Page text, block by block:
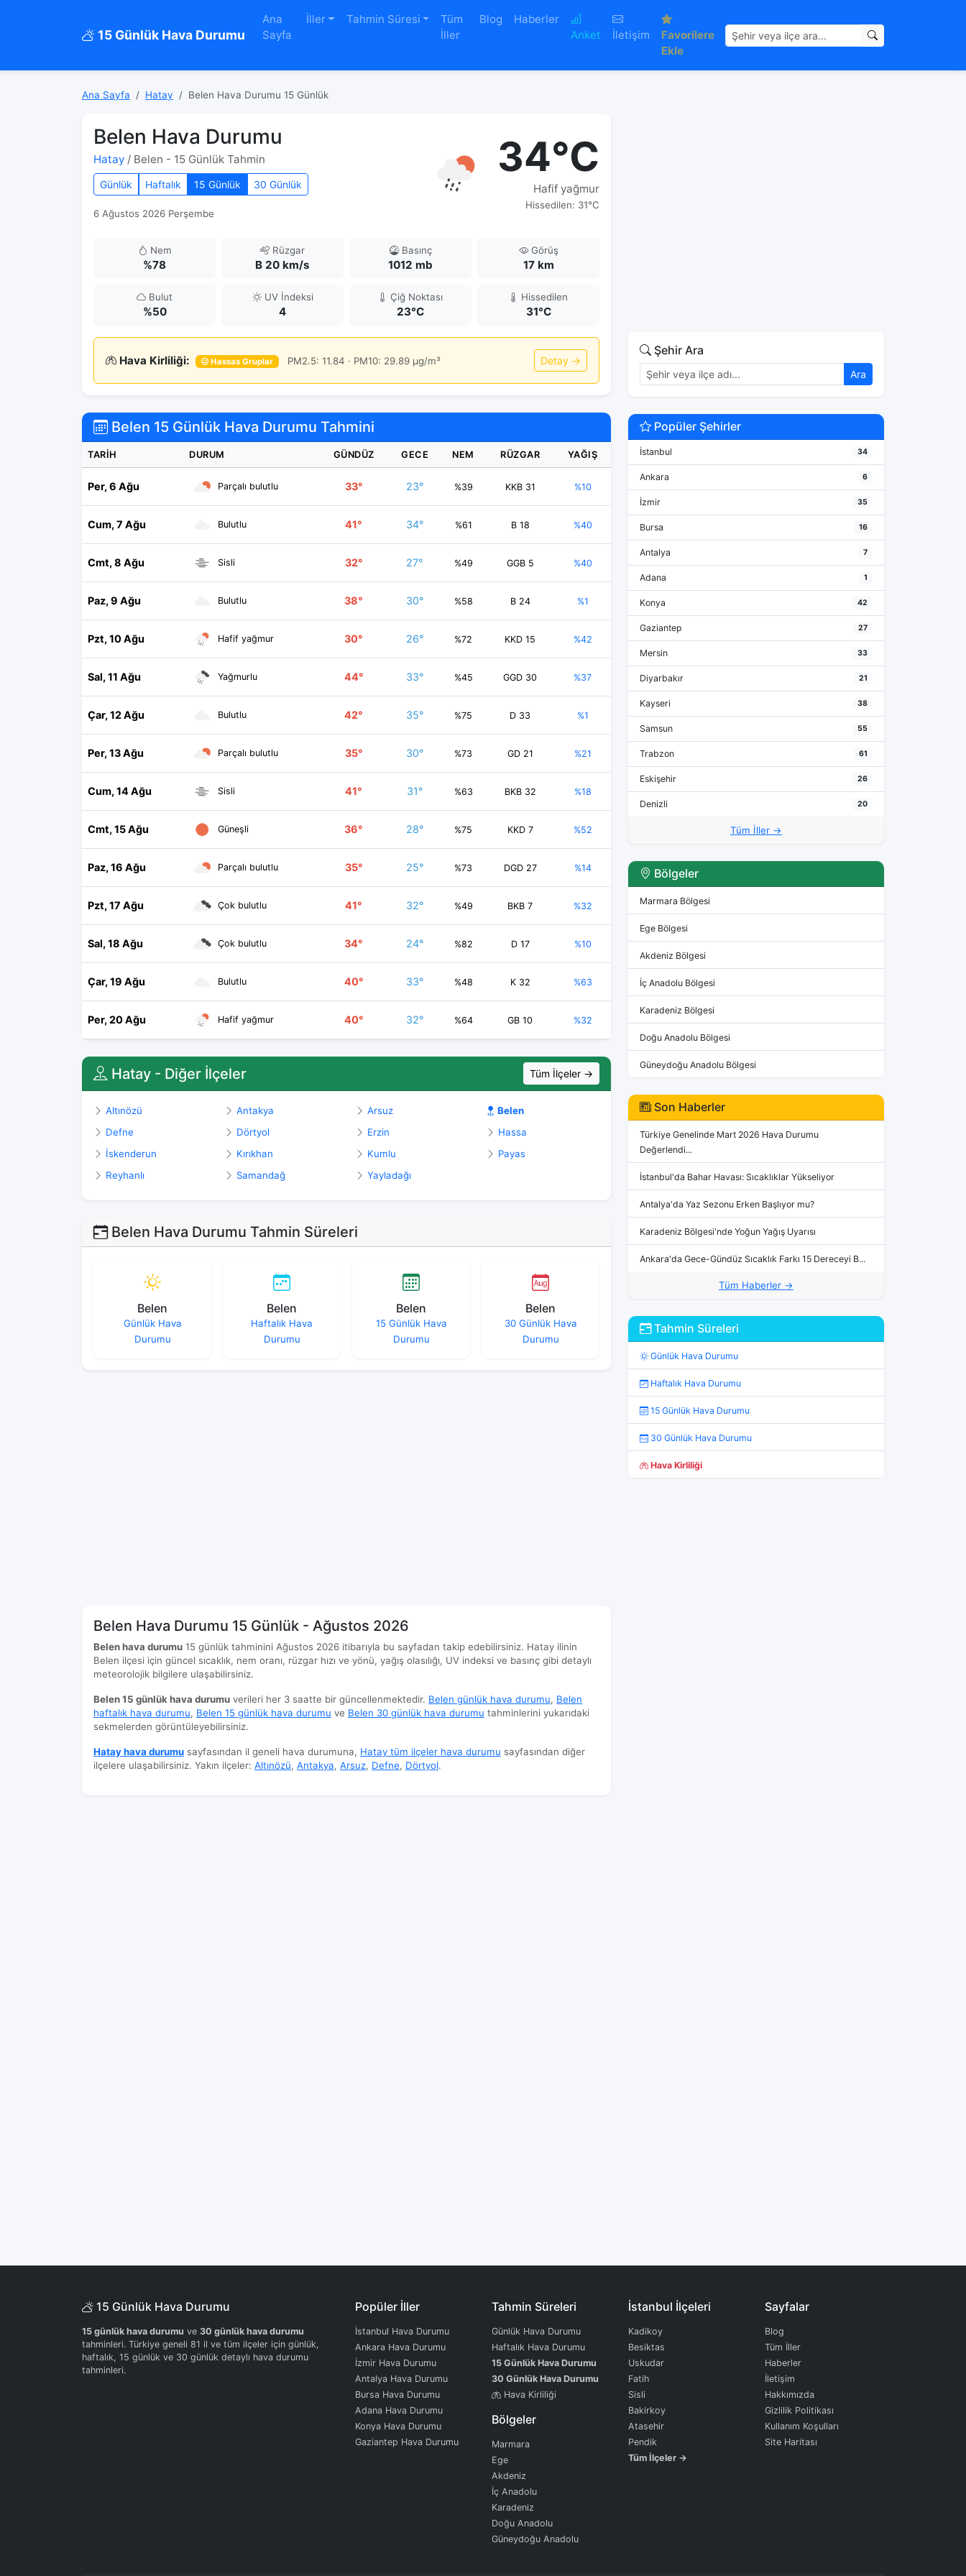
15 Günlük Hava Durumu
Ana
Sayfa
İller Tahmin Süresi
Tüm
İller
Blog
Haberler
Anket
İletişim
Favorilere
Ekle
Ana Sayfa Hatay Belen Hava Durumu 15 Günlük
Belen Hava Durumu
Hatay / Belen - 15 Günlük Tahmin
Günlük Haftalık 15 Günlük 30 Günlük
6 Ağustos 2026 Perşembe
34°C
Hafif yağmur
Hissedilen: 31°C
Nem
%78
Rüzgar
B 20 km/s
Basınç
1012 mb
Görüş
17 km
Bulut
%50
UV İndeksi
4
Çiğ Noktası
23°C
Hissedilen
31°C
Hava Kirliliği: 😐 Hassas Gruplar PM2.5: 11.84 · PM10: 29.89 μg/m³ Detay →
Belen 15 Günlük Hava Durumu Tahmini
TARIH DURUM GÜNDÜZ GECE NEM RÜZGAR YAĞIŞ
Per, 6 Ağu Parçalı bulutlu 33° 23° %39 KKB 31 %10
Cum, 7 Ağu Bulutlu 41° 34° %61 B 18 %40
Cmt, 8 Ağu Sisli 32° 27° %49 GGB 5 %40
Paz, 9 Ağu Bulutlu 38° 30° %58 B 24 %1
Pzt, 10 Ağu Hafif yağmur 30° 26° %72 KKD 15 %42
Sal, 11 Ağu Yağmurlu 44° 33° %45 GGD 30 %37
Çar, 12 Ağu Bulutlu 42° 35° %75 D 33 %1
Per, 13 Ağu Parçalı bulutlu 35° 30° %73 GD 21 %21
Cum, 14 Ağu Sisli 41° 31° %63 BKB 32 %18
Cmt, 15 Ağu Güneşli 36° 28° %75 KKD 7 %52
Paz, 16 Ağu Parçalı bulutlu 35° 25° %73 DGD 27 %14
Pzt, 17 Ağu Çok bulutlu 41° 32° %49 BKB 7 %32
Sal, 18 Ağu Çok bulutlu 34° 24° %82 D 17 %10
Çar, 19 Ağu Bulutlu 40° 33° %48 K 32 %63
Per, 20 Ağu Hafif yağmur 40° 32° %64 GB 10 %32
Hatay - Diğer İlçeler Tüm İlçeler →
Altınözü Antakya Arsuz
Belen
Defne
Dörtyol Erzin
Hassa
İskenderun
Kırıkhan Kumlu
Payas
Reyhanlı
Samandağ Yayladağı
Belen Hava Durumu Tahmin Süreleri
Belen
Günlük Hava
Durumu
Belen
Haftalık Hava
Durumu
Belen
15 Günlük Hava
Durumu
Belen
30 Günlük Hava
Durumu
Belen Hava Durumu 15 Günlük - Ağustos 2026
Belen hava durumu 15 günlük tahminini Ağustos 2026 itibarıyla bu sayfadan takip edebilirsiniz. Hatay ilinin
Belen ilçesi için güncel sıcaklık, nem oranı, rüzgar hızı ve yönü, yağış olasılığı, UV indeksi ve basınç gibi detaylı
meteorolojik bilgilere ulaşabilirsiniz.
Belen 15 günlük hava durumu verileri her 3 saatte bir güncellenmektedir. Belen günlük hava durumu, Belen
haftalık hava durumu, Belen 15 günlük hava durumu ve Belen 30 günlük hava durumu tahminlerini yukarıdaki
sekmelerden görüntüleyebilirsiniz.
Hatay hava durumu sayfasından il geneli hava durumuna, Hatay tüm ilçeler hava durumu sayfasından diğer
ilçelere ulaşabilirsiniz. Yakın ilçeler: Altınözü, Antakya, Arsuz, Defne, Dörtyol.
Şehir Ara
Ara
Popüler Şehirler
İstanbul 34
Ankara 6
İzmir 35
Bursa 16
Antalya 7
Adana 1
Konya 42
Gaziantep 27
Mersin 33
Diyarbakır 21
Kayseri 38
Samsun 55
Trabzon 61
Eskişehir 26
Denizli 20
Tüm İller →
Bölgeler
Marmara Bölgesi
Ege Bölgesi
Akdeniz Bölgesi
İç Anadolu Bölgesi
Karadeniz Bölgesi
Doğu Anadolu Bölgesi
Güneydoğu Anadolu Bölgesi
Son Haberler
Türkiye Genelinde Mart 2026 Hava Durumu
Değerlendi...
İstanbul'da Bahar Havası: Sıcaklıklar Yükseliyor
Antalya'da Yaz Sezonu Erken Başlıyor mu?
Karadeniz Bölgesi'nde Yoğun Yağış Uyarısı
Ankara'da Gece-Gündüz Sıcaklık Farkı 15 Dereceyi B...
Tüm Haberler →
Tahmin Süreleri
Günlük Hava Durumu
Haftalık Hava Durumu
15 Günlük Hava Durumu
30 Günlük Hava Durumu
Hava Kirliliği
15 Günlük Hava Durumu
15 günlük hava durumu ve 30 günlük hava durumu
tahminleri. Türkiye geneli 81 il ve tüm ilçeler için günlük,
haftalık, 15 günlük ve 30 günlük detaylı hava durumu
tahminleri.
Popüler İller
İstanbul Hava Durumu
Ankara Hava Durumu
İzmir Hava Durumu
Antalya Hava Durumu
Bursa Hava Durumu
Adana Hava Durumu
Konya Hava Durumu
Gaziantep Hava Durumu
Tahmin Süreleri
Günlük Hava Durumu
Haftalık Hava Durumu
15 Günlük Hava Durumu
30 Günlük Hava Durumu
Hava Kirliliği
Bölgeler
Marmara
Ege
Akdeniz
İç Anadolu
Karadeniz
Doğu Anadolu
Güneydoğu Anadolu
İstanbul İlçeleri
Kadikoy
Besiktas
Uskudar
Fatih
Sisli
Bakirkoy
Atasehir
Pendik
Tüm İlçeler →
Sayfalar
Blog
Tüm İller
Haberler
İletişim
Hakkımızda
Gizlilik Politikası
Kullanım Koşulları
Site Haritası